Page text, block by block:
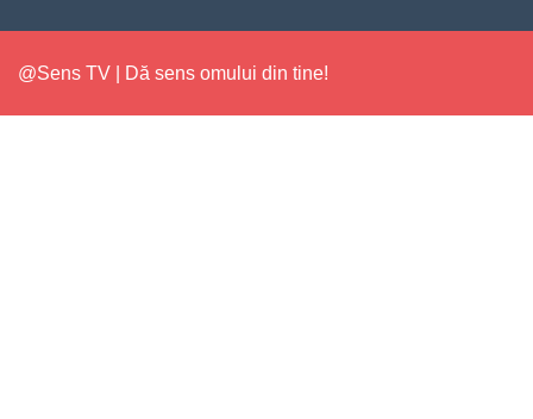
@Sens TV | Dă sens omului din tine!